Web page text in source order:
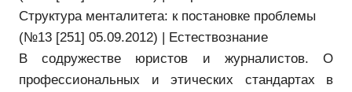
Структура менталитета: к постановке проблемы
(№13 [251] 05.09.2012) | Естествознание
В содружестве юристов и журналистов. О
профессиональных и этических стандартах в